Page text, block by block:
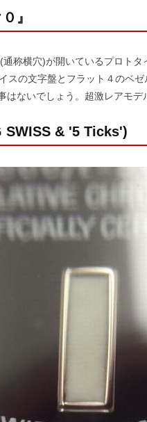
』
通称横穴)が開いているプロト
スの文字盤とフラット４のベ
ないでしょう。超激レアモデ
SWISS & '5 Ticks')